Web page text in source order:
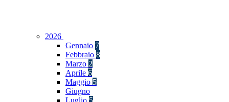
2026
Gennaio 7
Febbraio 8
Marzo 2
Aprile 6
Maggio 5
Giugno